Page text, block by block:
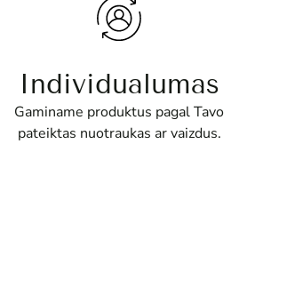
Individualumas
Gaminame produktus pagal Tavo
pateiktas nuotraukas ar vaizdus.